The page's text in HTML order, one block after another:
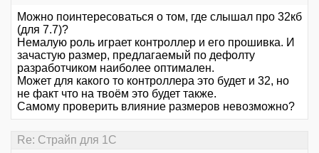
Можно поинтересоваться о том, где слышал про 32кб
(для 7.7)?
Немалую роль играет контроллер и его прошивка. И
зачастую размер, предлагаемый по дефолту
разработчиком наиболее оптимален.
Может для какого то контроллера это будет и 32, но
не факт что на твоём это будет также.
Самому проверить влияние размеров невозможно?
Re: Страйп для 1С